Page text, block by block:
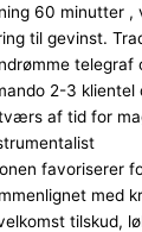
60 minutter ,
til gevinst.
telegraf
2-3 klientel
af tid for
favoriserer
med
tilskud,